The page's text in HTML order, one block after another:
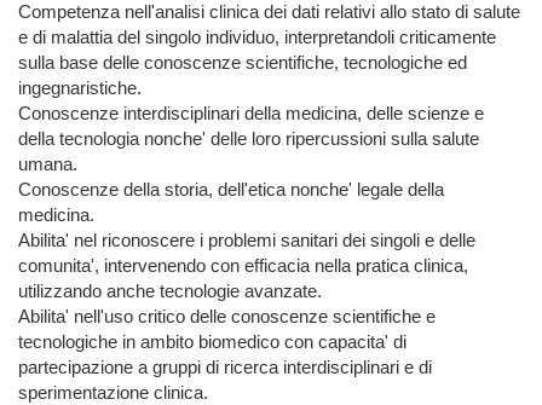
Competenza nell'analisi clinica dei dati relativi allo stato di salute
e di malattia del singolo individuo, interpretandoli criticamente
sulla base delle conoscenze scientifiche, tecnologiche ed
ingegnaristiche.
Conoscenze interdisciplinari della medicina, delle scienze e
della tecnologia nonche' delle loro ripercussioni sulla salute
umana.
Conoscenze della storia, dell'etica nonche' legale della
medicina.
Abilita' nel riconoscere i problemi sanitari dei singoli e delle
comunita', intervenendo con efficacia nella pratica clinica,
utilizzando anche tecnologie avanzate.
Abilita' nell'uso critico delle conoscenze scientifiche e
tecnologiche in ambito biomedico con capacita' di
partecipazione a gruppi di ricerca interdisciplinari e di
sperimentazione clinica.